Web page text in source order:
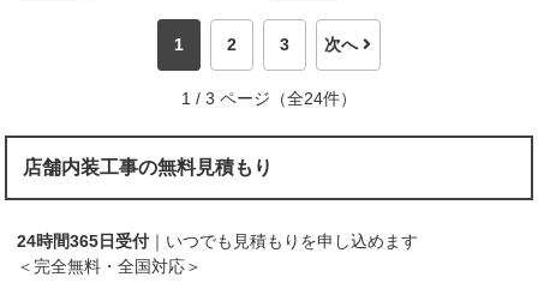
1 2 3 次へ
1 / 3 ページ（全24件）
店舗内装工事の無料見積もり
24時間365日受付 ｜いつでも見積もりを申し込めます
＜完全無料・全国対応＞